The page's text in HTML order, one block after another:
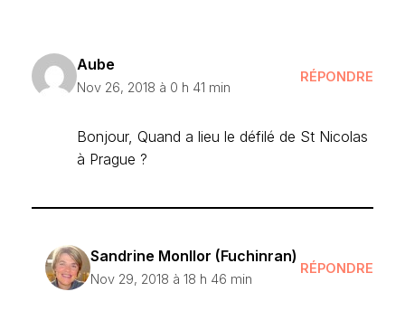
Aube
Nov 26, 2018 à 0 h 41 min
RÉPONDRE
Bonjour, Quand a lieu le défilé de St Nicolas
à Prague ?
Sandrine Monllor (Fuchinran)
Nov 29, 2018 à 18 h 46 min
RÉPONDRE